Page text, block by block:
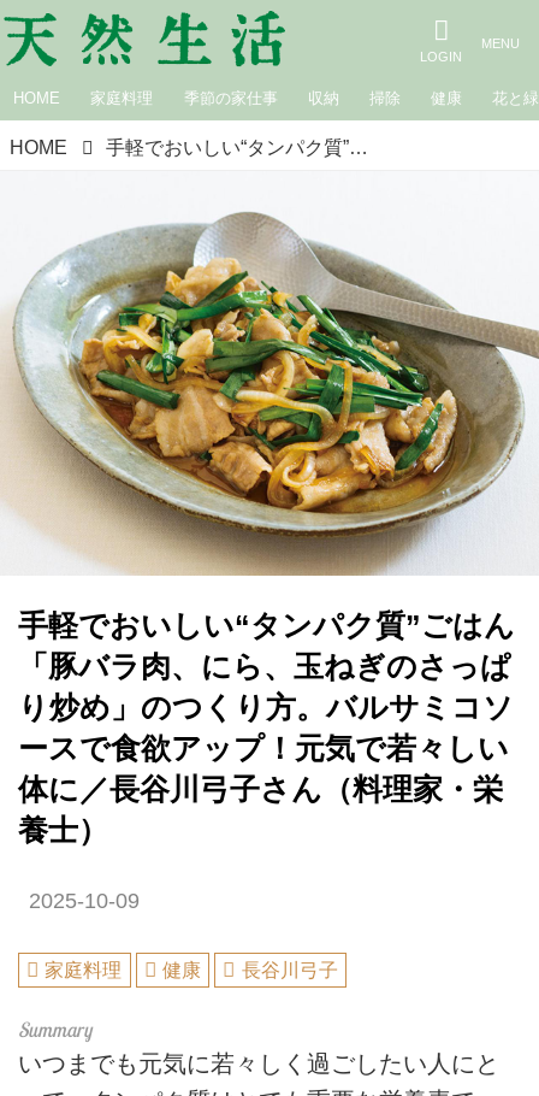
HOME 家庭料理 季節の家仕事 収納 掃除 健康 花と緑
HOME 手軽でおいしい“タンパク質”ごはん「豚バラ肉、にら、玉ねぎのさっぱり炒め」のつくり方。バルサミコソースで食欲アップ！元気で若々しい体に／長谷川弓子さん（料理家・栄養士）
手軽でおいしい“タンパク質”ごはん
「豚バラ肉、にら、玉ねぎのさっぱ
り炒め」のつくり方。バルサミコソ
ースで食欲アップ！元気で若々しい
体に／長谷川弓子さん（料理家・栄
養士）
2025-10-09
家庭料理 健康 長谷川弓子
いつまでも元気に若々しく過ごしたい人にと